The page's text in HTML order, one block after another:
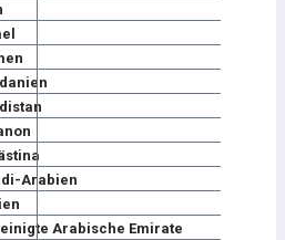
Arabien
Arabische Emirate